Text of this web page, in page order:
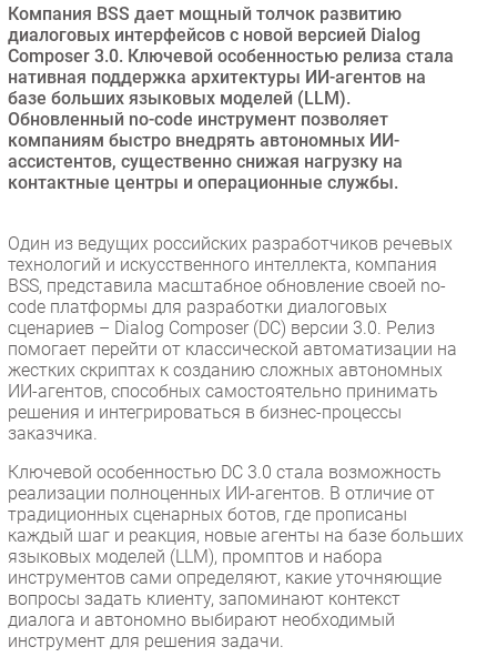
CIO/Управление ИТ
Гаджеты
Здоровье
РАЗДЕЛЫ
Новости
Интервью
Мероприятия
Проекты
IT класс
Тестовый стенд
Каталог компаний
Компания BSS дает мощный толчок развитию
диалоговых интерфейсов с новой версией Dialog
Composer 3.0. Ключевой особенностью релиза стала
нативная поддержка архитектуры ИИ-агентов на
базе больших языковых моделей (LLM).
Обновленный no-code инструмент позволяет
компаниям быстро внедрять автономных ИИ-
ассистентов, существенно снижая нагрузку на
контактные центры и операционные службы.
Один из ведущих российских разработчиков речевых
технологий и искусственного интеллекта, компания
BSS, представила масштабное обновление своей no-
code платформы для разработки диалоговых
сценариев – Dialog Composer (DC) версии 3.0. Релиз
помогает перейти от классической автоматизации на
жестких скриптах к созданию сложных автономных
ИИ-агентов, способных самостоятельно принимать
решения и интегрироваться в бизнес-процессы
заказчика.
Ключевой особенностью DC 3.0 стала возможность
реализации полноценных ИИ-агентов. В отличие от
традиционных сценарных ботов, где прописаны
каждый шаг и реакция, новые агенты на базе больших
языковых моделей (LLM), промптов и набора
инструментов сами определяют, какие уточняющие
вопросы задать клиенту, запоминают контекст
диалога и автономно выбирают необходимый
инструмент для решения задачи.